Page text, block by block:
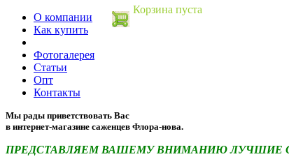
Корзина пуста
О компании
Как купить
Фотогалерея
Статьи
Опт
Контакты
Мы рады приветствовать Вас
в интернет-магазине саженцев Флора-нова.
ПРЕДСТАВЛЯЕМ ВАШЕМУ ВНИМАНИЮ ЛУЧШИЕ